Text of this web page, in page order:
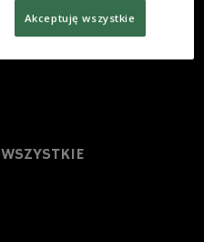
WSZYSTKIE
Akceptuję wszystkie